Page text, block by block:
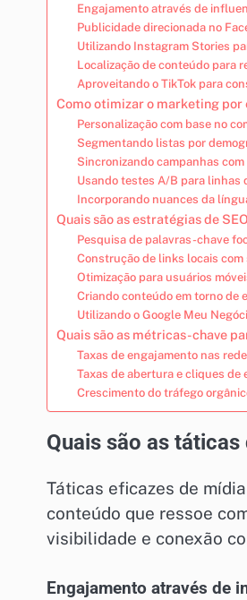
Engajamento através de
Publicidade direcionada no
Utilizando Instagram Stories
Localização de conteúdo para
Aproveitando o TikTok para
Como otimizar o marketing por
Personalização com base no
Segmentando listas por
Sincronizando campanhas
Usando testes A/B para linhas
Incorporando nuances da
Quais são as estratégias de
Pesquisa de palavras-chave
Construção de links locais com
Otimização para usuários
Criando conteúdo em torno de
Utilizando o Google Meu
Quais são as métricas-chave
Taxas de engajamento nas
Taxas de abertura e cliques de
Crescimento do tráfego
Quais são as
Táticas eficazes de
conteúdo que ressoe
visibilidade e conexão
Engajamento através de